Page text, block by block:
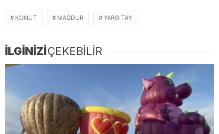
KONUT MAĞDUR YARGITAY
İLGİNİZİÇEKEBİLİR